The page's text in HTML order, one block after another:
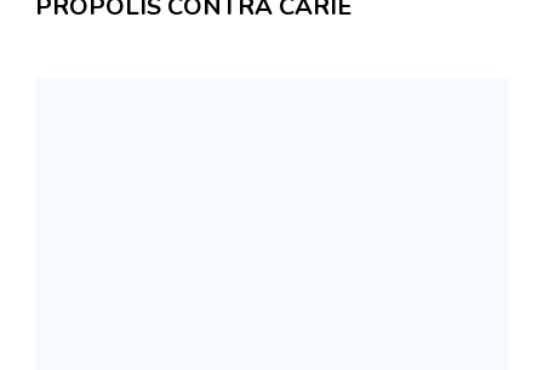
PRÓPOLIS CONTRA CÁRIE